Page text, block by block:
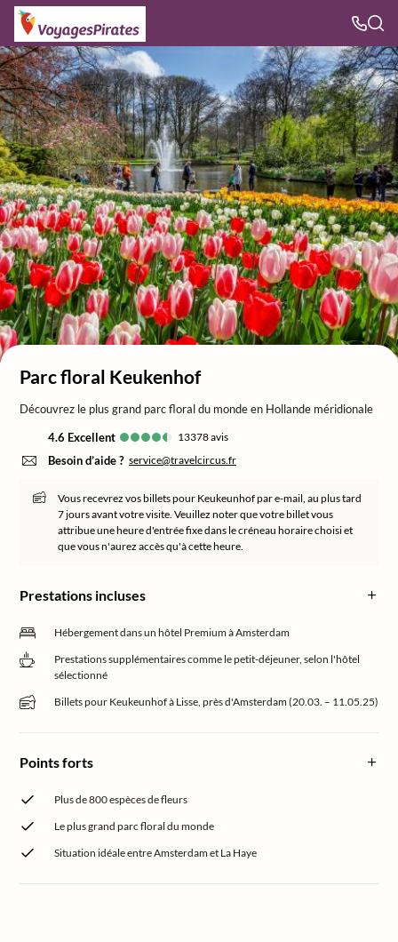
Parc floral Keukenhof
Découvrez le plus grand parc floral du monde en Hollande méridionale
4.6
excellent 13378avis
Besoin d’aide ? service@travelcircus.fr
Vous recevrez vos billets pour Keukeunhof par e-mail, au plus tard
7 jours avant votre visite. Veuillez noter que votre billet vous
attribue une heure d'entrée fixe dans le créneau horaire choisi et
que vous n'aurez accès qu'à cette heure.
Prestations incluses
Hébergement dans un hôtel Premium à Amsterdam
Prestations supplémentaires comme le petit-déjeuner, selon l'hôtel
sélectionné
Billets pour Keukeunhof à Lisse, près d'Amsterdam (20.03. – 11.05.25)
Points forts
Plus de 800 espèces de fleurs
Le plus grand parc floral du monde
Situation idéale entre Amsterdam et La Haye